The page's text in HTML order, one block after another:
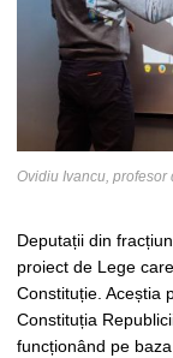
Ovidiu Ivancu, profesor
Deputații din
proiect de Lege
Constituție. Aceștia
Constituția
funcționând pe